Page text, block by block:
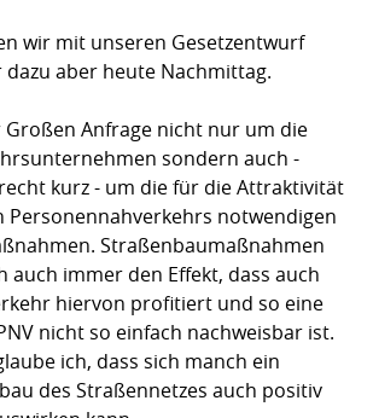
wir mit unseren Gesetzentwurf
aber heute Nachmittag.
Großen Anfrage nicht nur um die
sondern auch -
kurz - um die für die Attraktivität
Personennahverkehrs notwendigen
Straßenbaumaßnahmen
auch immer den Effekt, dass auch
hiervon profitiert und so eine
nicht so einfach nachweisbar ist.
ich, dass sich manch ein
des Straßennetzes auch positiv